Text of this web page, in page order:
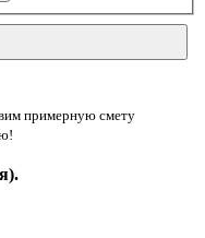
примерную смету